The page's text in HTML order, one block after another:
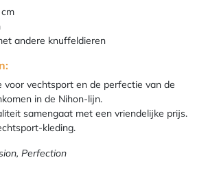
andere knuffeldieren
voor vechtsport en de perfectie van de
in de Nihon-lijn.
samengaat met een vriendelijke prijs.
kleding.
Perfection